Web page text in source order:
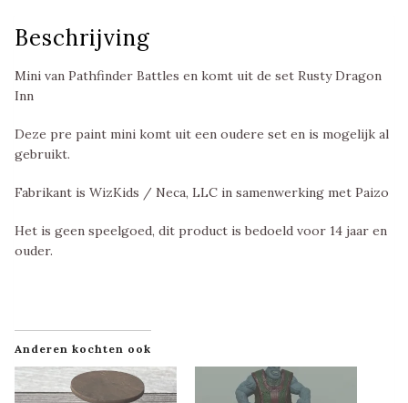
Beschrijving
Mini van Pathfinder Battles en komt uit de set Rusty Dragon
Inn
Deze pre paint mini komt uit een oudere set en is mogelijk al
gebruikt.
Fabrikant is WizKids / Neca, LLC in samenwerking met Paizo
Het is geen speelgoed, dit product is bedoeld voor 14 jaar en
ouder.
Anderen kochten ook